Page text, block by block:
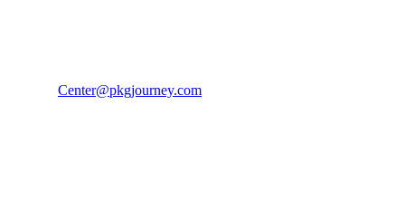
Center@pkgjourney.com